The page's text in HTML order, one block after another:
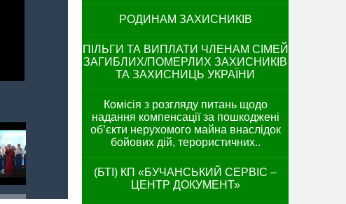
РОДИНАМ ЗАХИСНИКІВ
ПІЛЬГИ ТА ВИПЛАТИ ЧЛЕНАМ СІМЕЙ
ЗАГИБЛИХ/ПОМЕРЛИХ ЗАХИСНИКІВ
ТА ЗАХИСНИЦЬ УКРАЇНИ
Комісія з розгляду питань щодо
надання компенсації за пошкоджені
об’єкти нерухомого майна внаслідок
бойових дій, терористичних..
(БТІ) КП «БУЧАНСЬКИЙ СЕРВІС –
ЦЕНТР ДОКУМЕНТ»